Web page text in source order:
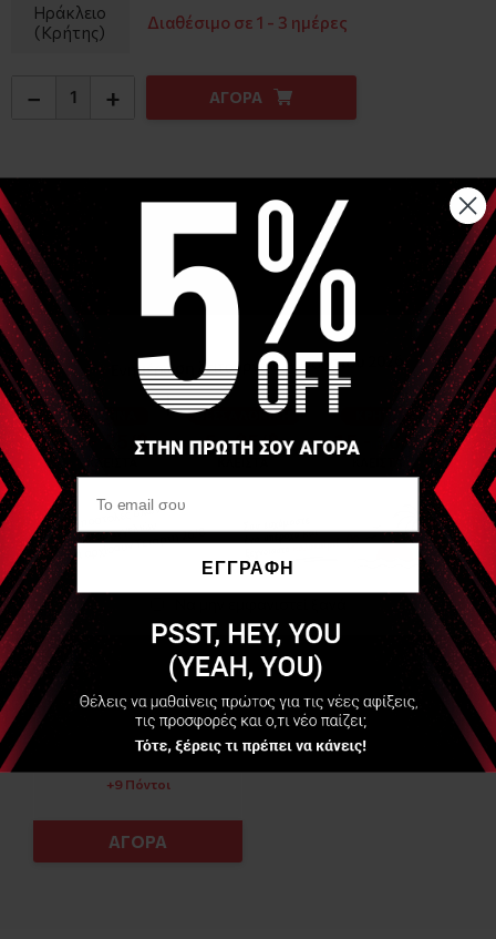
Ηράκλειο
(Κρήτης)
Διαθέσιμο σε 1 - 3 ημέρες
− + ΑΓΟΡΑ
Αναλυτική Περιγραφή
Αξεσουάρ πρόσδεσης και στερέωσης ελαστικού ιμάντα ή
σωλήνα
Είδες Πρόσφατα
THERABAND
Thera-Band Διπλή
Θηλιά
Διαθέσιμο
2,80 €
+9 Πόντοι
ΑΓΟΡΑ
ΕΓΓΡΑΦΗ